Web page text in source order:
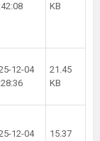
KB
12-04
21.45
KB
12-04
15.37